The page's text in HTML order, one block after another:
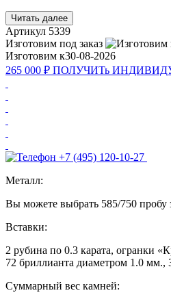
Читать далее
Артикул 5339
Изготовим под заказ
Изготовим к30-08-2026
265 000 ₽ ПОЛУЧИТь
+7 (495) 120-10-27
Металл:
Вы можете выбрать 585/750 пробу
Вставки:
2 рубина по 0.3 карата, огранки
72 бриллианта диаметром 1.0 мм.,
Суммарный вес камней: